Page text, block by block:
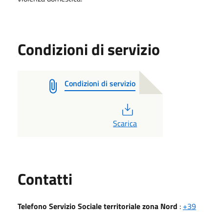
Condizioni di servizio
Condizioni di servizio
Scarica
Contatti
Telefono Servizio Sociale territoriale zona Nord : +39